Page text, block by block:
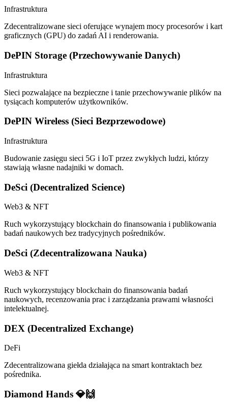
Infrastruktura
Zdecentralizowane sieci oferujące wynajem mocy procesorów i kart
graficznych (GPU) do zadań AI i renderowania.
DePIN Storage (Przechowywanie Danych)
Infrastruktura
Sieci pozwalające na bezpieczne i tanie przechowywanie plików na
tysiącach komputerów użytkowników.
DePIN Wireless (Sieci Bezprzewodowe)
Infrastruktura
Budowanie zasięgu sieci 5G i IoT przez zwykłych ludzi, którzy
stawiają własne nadajniki w domach.
DeSci (Decentralized Science)
Web3 & NFT
Ruch wykorzystujący blockchain do finansowania i publikowania
badań naukowych bez tradycyjnych pośredników.
DeSci (Zdecentralizowana Nauka)
Web3 & NFT
Ruch wykorzystujący blockchain do finansowania badań
naukowych, recenzowania prac i zarządzania prawami własności
intelektualnej.
DEX (Decentralized Exchange)
DeFi
Zdecentralizowana giełda działająca na smart kontraktach bez
pośrednika.
Diamond Hands 💎🙌